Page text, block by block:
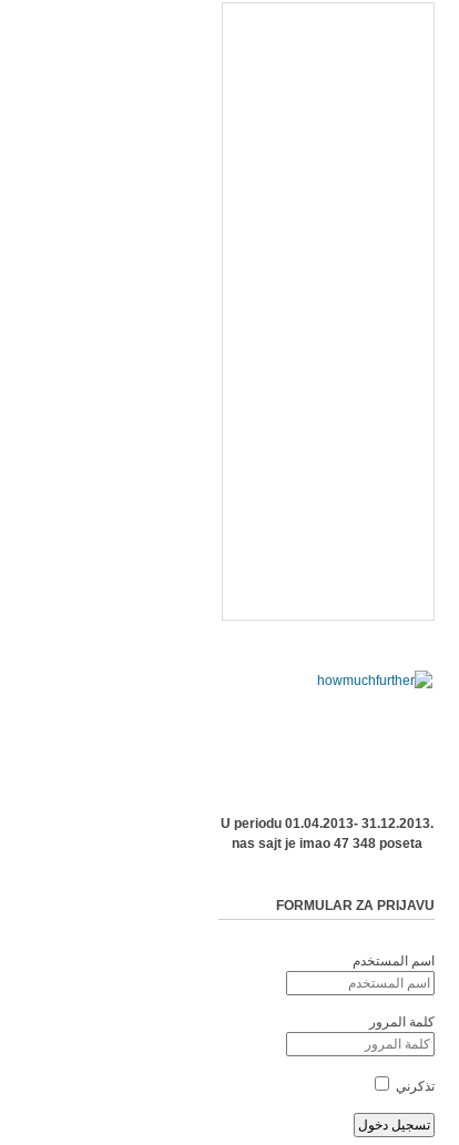
U periodu 01.04.2013- 31.12.2013.
nas sajt je imao 47 348 poseta
FORMULAR ZA PRIJAVU
اسم المستخدم
كلمة المرور
تذكرني